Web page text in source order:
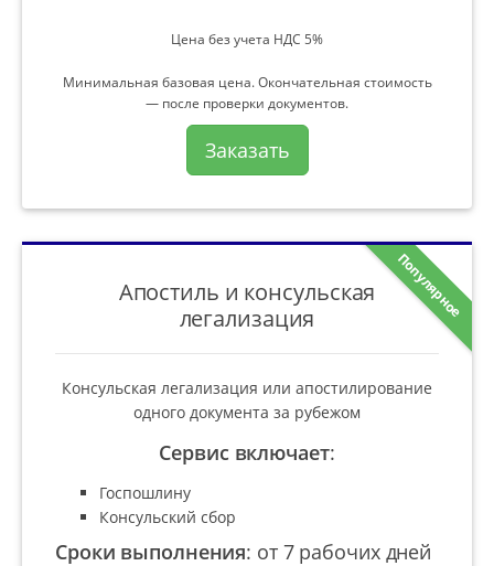
Цена без учета НДС 5%
Минимальная базовая цена. Окончательная стоимость
— после проверки документов.
Заказать
Популярное
Апостиль и консульская
легализация
Консульская легализация или апостилирование
одного документа за рубежом
Сервис включает:
Госпошлину
Консульский сбор
Сроки выполнения: от 7 рабочих дней